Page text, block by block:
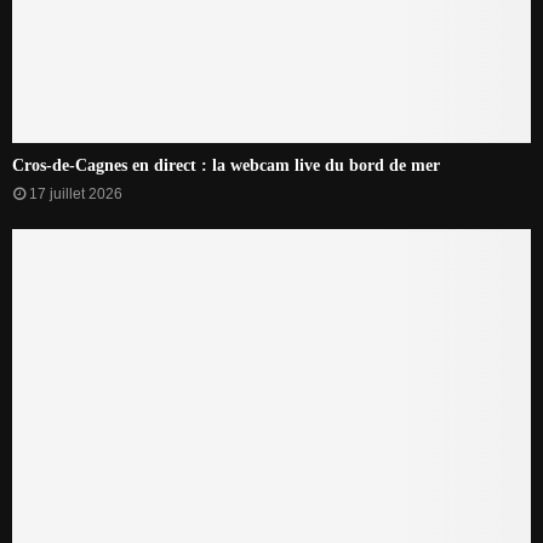
Cros-de-Cagnes en direct : la webcam live du bord de mer
17 juillet 2026